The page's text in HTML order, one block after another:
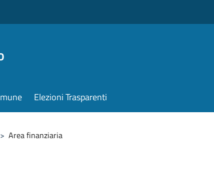
Elezioni Trasparenti
> Area finanziaria